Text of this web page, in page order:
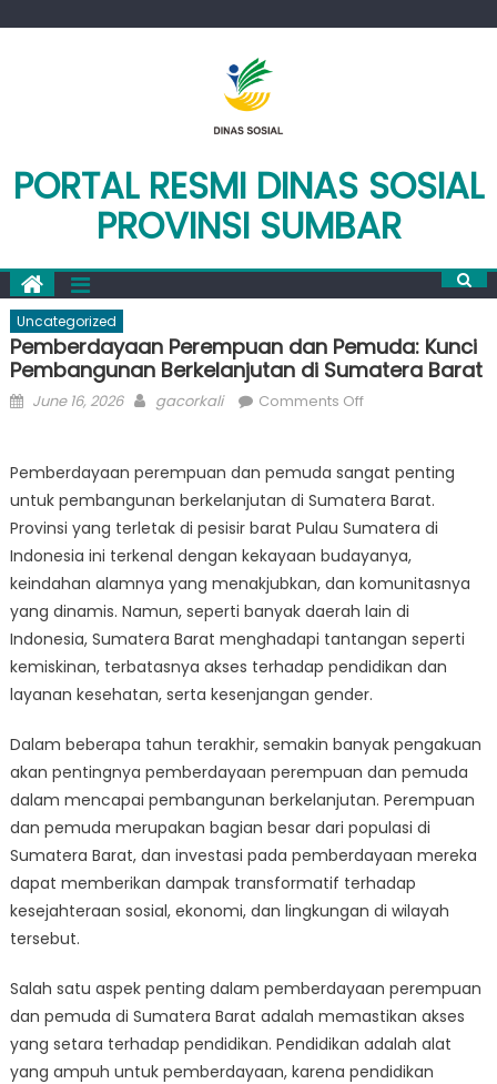
PORTAL RESMI DINAS SOSIAL
PROVINSI SUMBAR
Uncategorized
Pemberdayaan Perempuan dan Pemuda: Kunci
Pembangunan Berkelanjutan di Sumatera Barat
Posted
June 16, 2026 Author
gacorkali Comments Offon
dan
Pemuda:
Kunci
Pembangunan
Berkelanjutan
di
Barat
Pemberdayaan perempuan dan pemuda sangat penting
untuk pembangunan berkelanjutan di Sumatera Barat.
Provinsi yang terletak di pesisir barat Pulau Sumatera di
Indonesia ini terkenal dengan kekayaan budayanya,
keindahan alamnya yang menakjubkan, dan komunitasnya
yang dinamis. Namun, seperti banyak daerah lain di
Indonesia, Sumatera Barat menghadapi tantangan seperti
kemiskinan, terbatasnya akses terhadap pendidikan dan
layanan kesehatan, serta kesenjangan gender.
Dalam beberapa tahun terakhir, semakin banyak pengakuan
akan pentingnya pemberdayaan perempuan dan pemuda
dalam mencapai pembangunan berkelanjutan. Perempuan
dan pemuda merupakan bagian besar dari populasi di
Sumatera Barat, dan investasi pada pemberdayaan mereka
dapat memberikan dampak transformatif terhadap
kesejahteraan sosial, ekonomi, dan lingkungan di wilayah
tersebut.
Salah satu aspek penting dalam pemberdayaan perempuan
dan pemuda di Sumatera Barat adalah memastikan akses
yang setara terhadap pendidikan. Pendidikan adalah alat
yang ampuh untuk pemberdayaan, karena pendidikan